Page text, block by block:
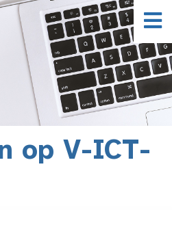
op V-ICT-